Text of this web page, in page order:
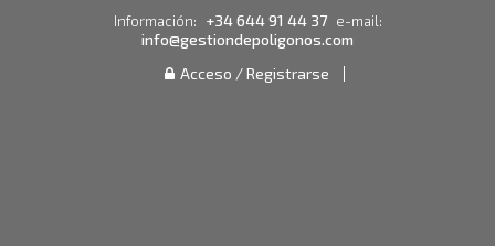
Información: +34 644 91 44 37 e-mail:
info@gestiondepoligonos.com
Acceso / Registrarse